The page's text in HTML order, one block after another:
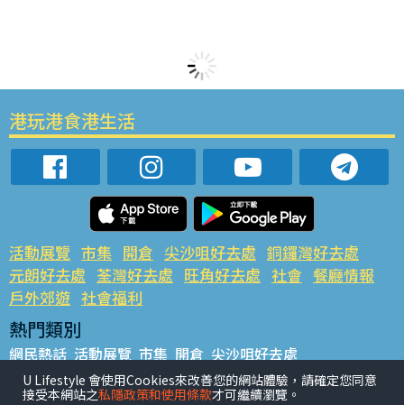
港玩港食港生活
活動展覽 市集 開倉 尖沙咀好去處 銅鑼灣好去處
元朗好去處 荃灣好去處 旺角好去處 社會 餐廳情報
戶外郊遊 社會福利
熱門類別
網民熱話 活動展覽 市集 開倉 尖沙咀好去處
銅鑼灣好去處 元朗好去處 荃灣好去處 旺角好去處 社會
餐廳情報 戶外郊遊
U Lifestyle 會使用Cookies來改善您的網站體驗，請確定您同意
接受本網站之私隱政策和使用條款才可繼續瀏覽。